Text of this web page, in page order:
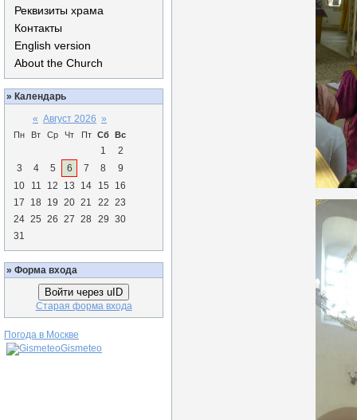
Реквизиты храма
Контакты
English version
About the Church
» Календарь
« Август 2026 »
Пн Вт Ср Чт Пт Сб Вс
1
2
3
4 5 6 7 8
9
10
11 12 13 14 15
16
17
18 19 20 21 22 23
24 25 26 27 28 29 30
31
» Форма входа
Войти через uID
Старая форма входа
Погода в Москве
Gismeteo